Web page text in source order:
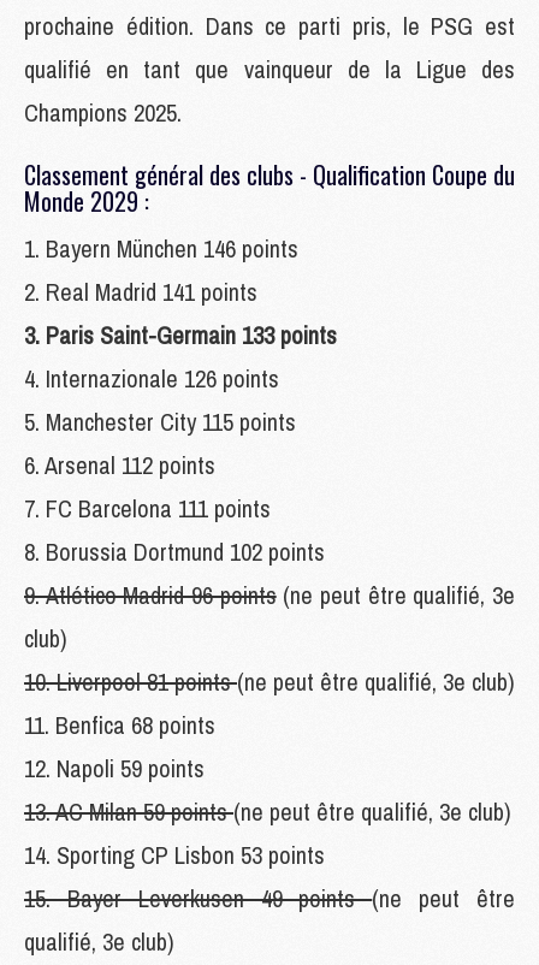
prochaine édition. Dans ce parti pris, le PSG est
qualifié en tant que vainqueur de la Ligue des
Champions 2025.
Classement général des clubs - Qualification Coupe du
Monde 2029 :
1. Bayern München 146 points
2. Real Madrid 141 points
3. Paris Saint-Germain 133 points
4. Internazionale 126 points
5. Manchester City 115 points
6. Arsenal 112 points
7. FC Barcelona 111 points
8. Borussia Dortmund 102 points
9. Atlético Madrid 96 points(ne peut être qualifié, 3e
club)
10. Liverpool 81 points(ne peut être qualifié, 3e club)
11. Benfica 68 points
12. Napoli 59 points
13. AC Milan 59 points(ne peut être qualifié, 3e club)
14. Sporting CP Lisbon 53 points
15. Bayer Leverkusen 49 points(ne peut être
qualifié, 3e club)